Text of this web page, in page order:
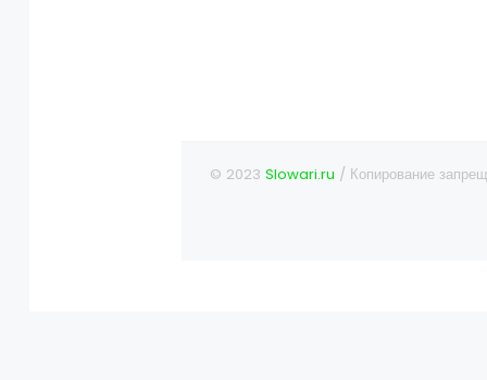
© 2023Slowari.ru / Копирование